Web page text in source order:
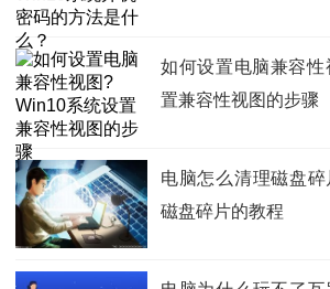
如何设置电脑兼容
置兼容性视图的步骤
电脑怎么清理磁盘
磁盘碎片的教程